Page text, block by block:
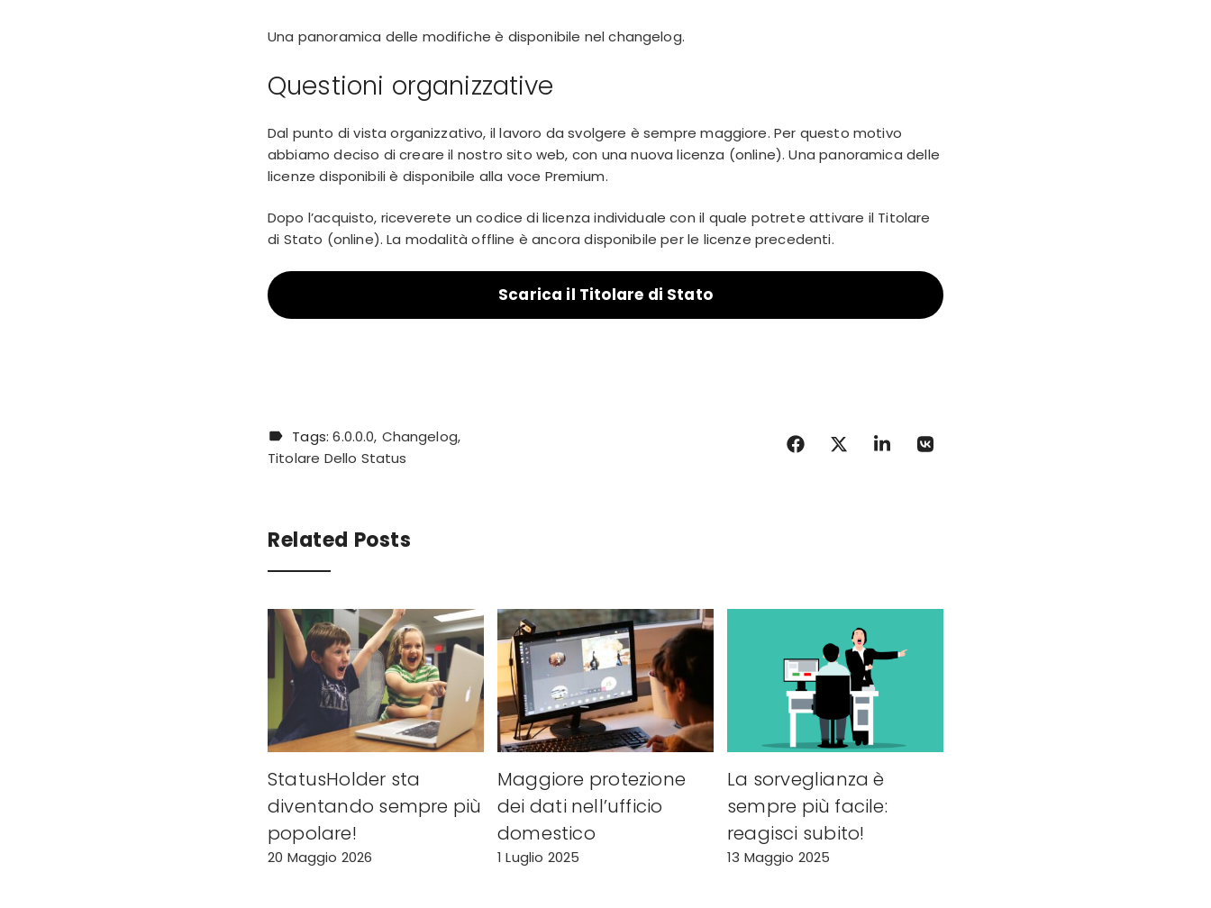
Una panoramica delle modifiche è disponibile nelchangelog.
Questioni organizzative
Dal punto di vista organizzativo, il lavoro da svolgere è sempre maggiore. Per questo motivo
abbiamo deciso di creare il nostro sito web, con una nuova licenza (online). Una panoramica delle
licenze disponibili è disponibile alla voce Premium.
Dopo l’acquisto, riceverete un codice di licenza individuale con il quale potrete attivare il Titolare
di Stato (online). La modalità offline è ancora disponibile per le licenze precedenti.
Scarica il Titolare di Stato
Tags:6.0.0.0 Changelog
Titolare Dello Status
Related Posts
StatusHolder sta
diventando sempre più
popolare!
20 Maggio 2026
Maggiore protezione
dei dati nell’ufficio
domestico
1 Luglio 2025
La sorveglianza è
sempre più facile:
reagisci subito!
13 Maggio 2025